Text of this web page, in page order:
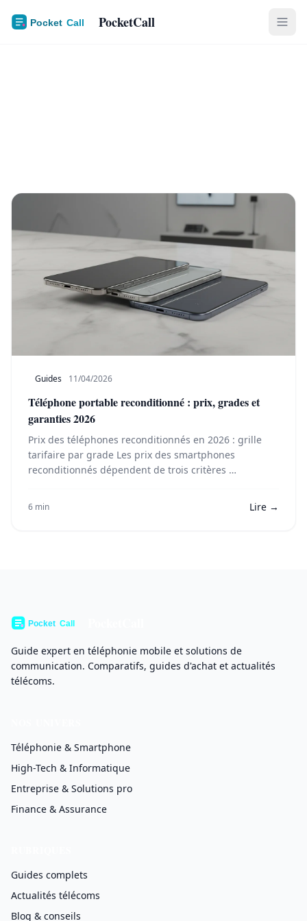
PocketCall
Guides 11/04/2026
Téléphone portable reconditionné : prix, grades et
garanties 2026
Prix des téléphones reconditionnés en 2026 : grille
tarifaire par grade Les prix des smartphones
reconditionnés dépendent de trois critères …
6 min Lire →
Guide expert en téléphonie mobile et solutions de
communication. Comparatifs, guides d'achat et actualités
télécoms.
Téléphonie & Smartphone
High-Tech & Informatique
Entreprise & Solutions pro
Finance & Assurance
Guides complets
Actualités télécoms
Blog & conseils